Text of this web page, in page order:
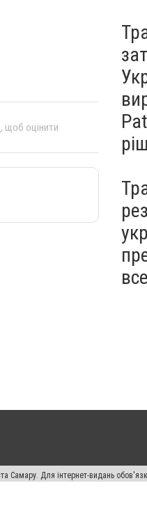
, щоб оцінити
Самару. Для інтернет-видань